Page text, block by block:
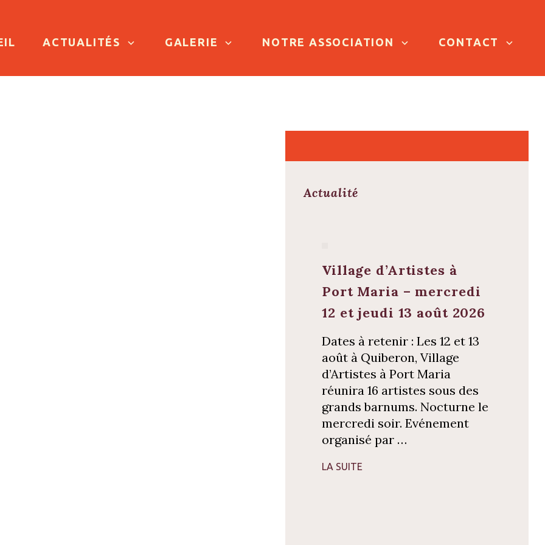
ACTUALITÉS GALERIE NOTRE ASSOCIATION CONTACT
Actualité
Village d’Artistes à
Port Maria – mercredi
12 et jeudi 13 août 2026
Dates à retenir : Les 12 et 13
août à Quiberon, Village
d’Artistes à Port Maria
réunira 16 artistes sous des
grands barnums. Nocturne le
mercredi soir. Evénement
organisé par …
LA SUITE